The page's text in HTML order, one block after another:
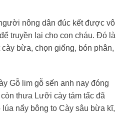
nông dân đúc kết được vô
truyền lại cho con cháu. Đó là
bừa, chọn giống, bón phân,
Gỗ lim gỗ sến anh nay đóng
thưa Lưỡi cày tám tấc đã
nẩy bông to Cày sâu bừa kĩ,